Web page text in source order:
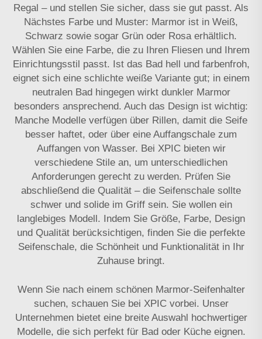
Regal – und stellen Sie sicher, dass sie gut passt. Als
Nächstes Farbe und Muster: Marmor ist in Weiß,
Schwarz sowie sogar Grün oder Rosa erhältlich.
Wählen Sie eine Farbe, die zu Ihren Fliesen und Ihrem
Einrichtungsstil passt. Ist das Bad hell und farbenfroh,
eignet sich eine schlichte weiße Variante gut; in einem
neutralen Bad hingegen wirkt dunkler Marmor
besonders ansprechend. Auch das Design ist wichtig:
Manche Modelle verfügen über Rillen, damit die Seife
besser haftet, oder über eine Auffangschale zum
Auffangen von Wasser. Bei XPIC bieten wir
verschiedene Stile an, um unterschiedlichen
Anforderungen gerecht zu werden. Prüfen Sie
abschließend die Qualität – die Seifenschale sollte
schwer und solide im Griff sein. Sie wollen ein
langlebiges Modell. Indem Sie Größe, Farbe, Design
und Qualität berücksichtigen, finden Sie die perfekte
Seifenschale, die Schönheit und Funktionalität in Ihr
Zuhause bringt.
Wenn Sie nach einem schönen Marmor-Seifenhalter
suchen, schauen Sie bei XPIC vorbei. Unser
Unternehmen bietet eine breite Auswahl hochwertiger
Modelle, die sich perfekt für Bad oder Küche eignen.